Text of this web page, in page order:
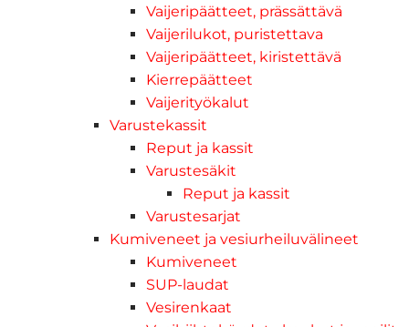
Vaijeripäätteet, prässättävä
Vaijerilukot, puristettava
Vaijeripäätteet, kiristettävä
Kierrepäätteet
Vaijerityökalut
Varustekassit
Reput ja kassit
Varustesäkit
Reput ja kassit
Varustesarjat
Kumiveneet ja vesiurheiluvälineet
Kumiveneet
SUP-laudat
Vesirenkaat